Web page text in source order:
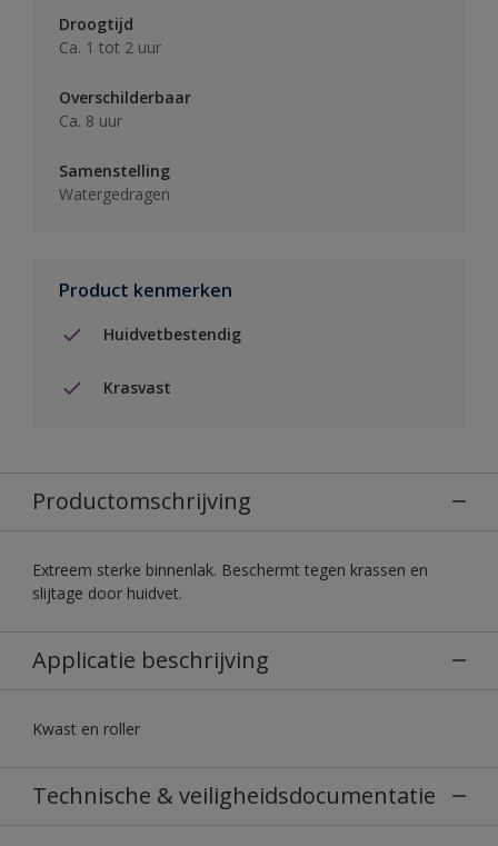
Droogtijd
Ca. 1 tot 2 uur
Overschilderbaar
Ca. 8 uur
Samenstelling
Watergedragen
Product kenmerken
Huidvetbestendig
Krasvast
Productomschrijving
Extreem sterke binnenlak. Beschermt tegen krassen en
slijtage door huidvet.
Applicatie beschrijving
Kwast en roller
Technische & veiligheidsdocumentatie